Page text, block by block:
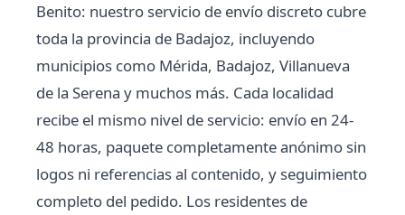
Benito: nuestro servicio de envío discreto cubre
toda la provincia de Badajoz, incluyendo
municipios como Mérida, Badajoz, Villanueva
de la Serena y muchos más. Cada localidad
recibe el mismo nivel de servicio: envío en 24-
48 horas, paquete completamente anónimo sin
logos ni referencias al contenido, y seguimiento
completo del pedido. Los residentes de